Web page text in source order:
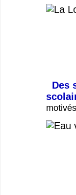
Des